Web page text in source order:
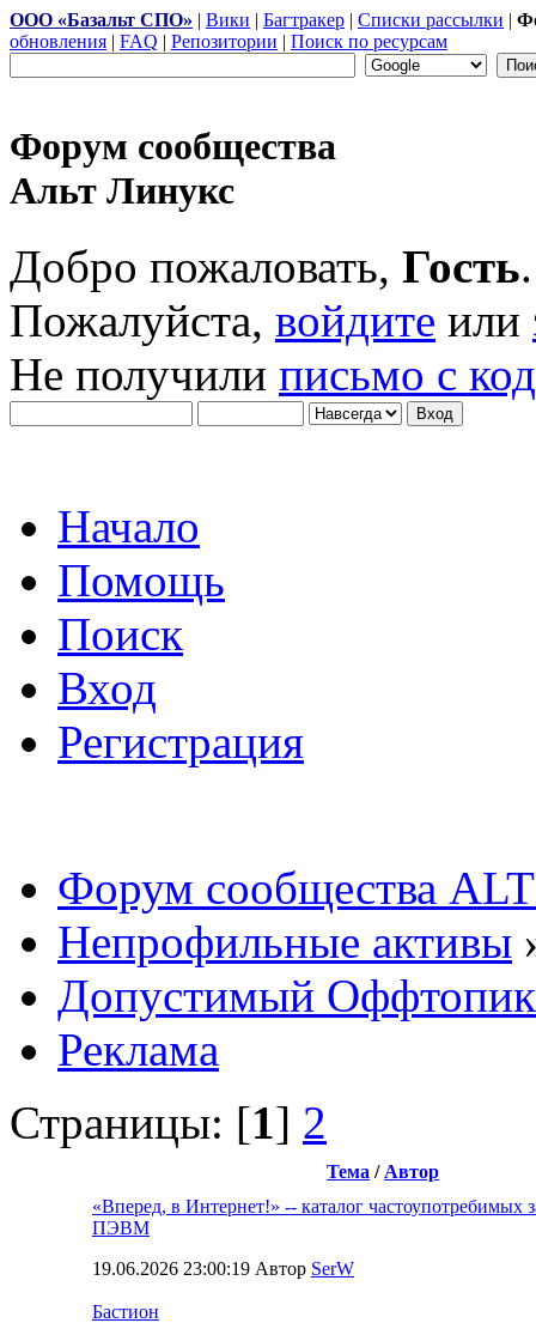
ООО «Базальт СПО» | Вики | Багтракер | Списки рассылки |
обновления | FAQ | Репозитории | Поиск по ресурсам
Форум сообщества
Альт Линукс
Добро пожаловать, Гость.
Пожалуйста, войдите или
Не получили письмо с
Начало
Помощь
Поиск
Вход
Регистрация
Форум сообщества
Непрофильные активы
Допустимый Оффтопик
Реклама
Страницы: [1] 2
Тема / Автор
«Вперед, в Интернет!» -- каталог частоупотребимых
ПЭВМ
19.06.2026 23:00:19 Автор SerW
Бастион